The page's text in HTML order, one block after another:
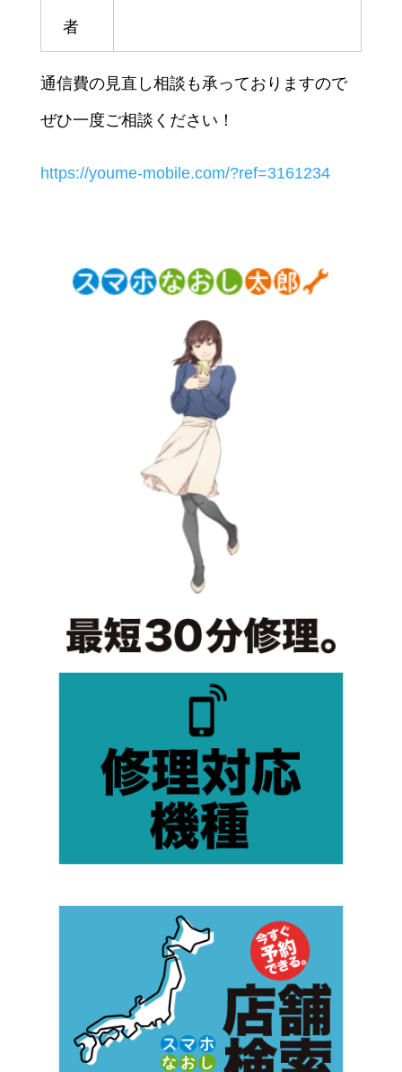
者
通信費の見直し相談も承っておりますので
ぜひ一度ご相談ください！
https://youme-mobile.com/?ref=3161234